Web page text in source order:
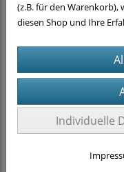
(z.B. für den
diesen Shop und Ihre
Individuelle